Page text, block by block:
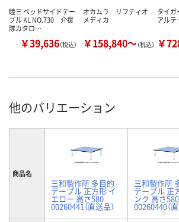
睦三 ベッドサイドテー
ブル KL NO.730 介援
隊カタロ…
￥39,636（税込）
オカムラ リフティオ
メディカ
￥158,840～（税込）
タイガ
アルテ
￥
他のバリエーション
商品名
三和製作所 多目的
テーブル 正方形 イ
エロー 高さ580
00260441（直送品）
三和製作所
テーブル 正
ンク 高さ580
00260440（直